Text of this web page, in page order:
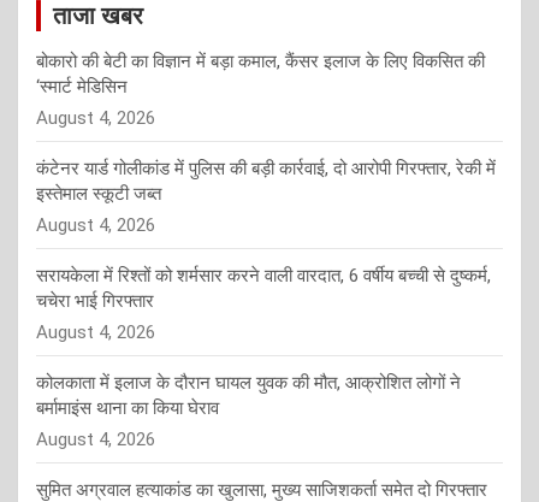
ताजा खबर
बोकारो की बेटी का विज्ञान में बड़ा कमाल, कैंसर इलाज के लिए विकसित की
‘स्मार्ट मेडिसिन
August 4, 2026
कंटेनर यार्ड गोलीकांड में पुलिस की बड़ी कार्रवाई, दो आरोपी गिरफ्तार, रेकी में
इस्तेमाल स्कूटी जब्त
August 4, 2026
सरायकेला में रिश्तों को शर्मसार करने वाली वारदात, 6 वर्षीय बच्ची से दुष्कर्म,
चचेरा भाई गिरफ्तार
August 4, 2026
कोलकाता में इलाज के दौरान घायल युवक की मौत, आक्रोशित लोगों ने
बर्मामाइंस थाना का किया घेराव
August 4, 2026
सुमित अग्रवाल हत्याकांड का खुलासा, मुख्य साजिशकर्ता समेत दो गिरफ्तार